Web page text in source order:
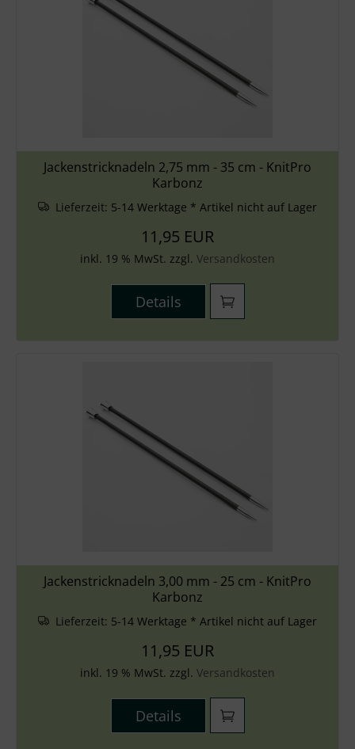
Jackenstricknadeln 2,75 mm - 35 cm - KnitPro
Karbonz
Lieferzeit: 5-14 Werktage * Artikel nicht auf Lager
11,95 EUR
inkl. 19 % MwSt. zzgl. Versandkosten
Details
Jackenstricknadeln 3,00 mm - 25 cm - KnitPro
Karbonz
Lieferzeit: 5-14 Werktage * Artikel nicht auf Lager
11,95 EUR
inkl. 19 % MwSt. zzgl. Versandkosten
Details